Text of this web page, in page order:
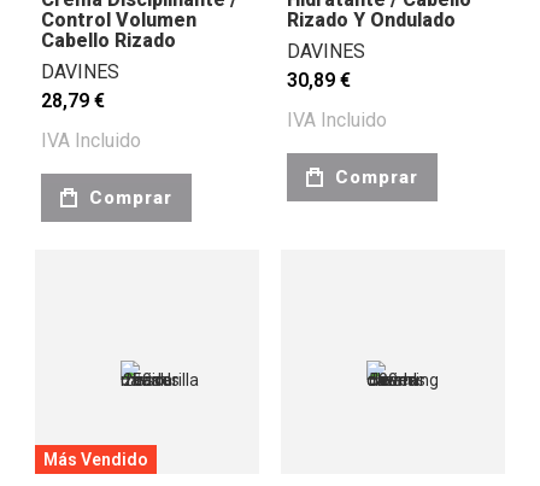
Control Volumen
Cabello Rizado
DAVINES
28,79 €
IVA Incluido
Comprar
Rizado Y Ondulado
DAVINES
30,89 €
IVA Incluido
Comprar
Más Vendido